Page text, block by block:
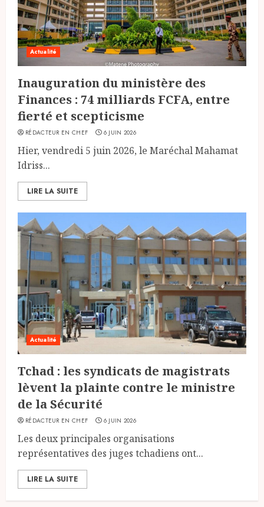
Actualité
Inauguration du ministère des
Finances : 74 milliards FCFA, entre
fierté et scepticisme
RÉDACTEUR EN CHEF 6 JUIN 2026
Hier, vendredi 5 juin 2026, le Maréchal Mahamat
Idriss...
LIRE LA SUITE
Actualité
Tchad : les syndicats de magistrats
lèvent la plainte contre le ministre
de la Sécurité
RÉDACTEUR EN CHEF 6 JUIN 2026
Les deux principales organisations
représentatives des juges tchadiens ont...
LIRE LA SUITE